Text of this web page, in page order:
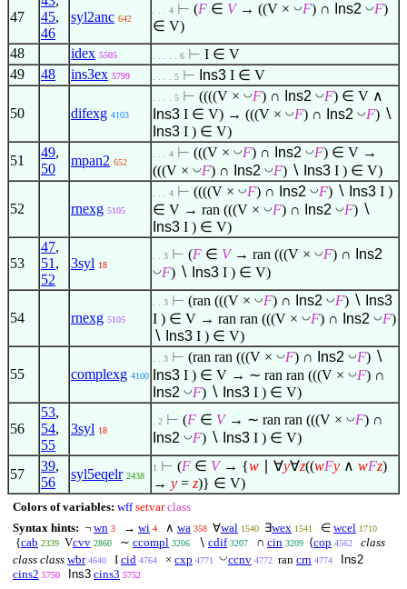
47
45,
46
syl2anc 642
. . . 4 ⊢ (F ∈ V→ ((V × ◡F) ∩ Ins2 ◡F)
∈ V)
48
idex 5505 . . . . . 6 ⊢ I ∈ V
49
48 ins3ex 5799 . . . . 5 ⊢ Ins3 I ∈ V
50 difexg 4103
. . . . 5 ⊢ ((((V × ◡F) ∩ Ins2 ◡F) ∈ V ∧
Ins3 I ∈ V) → (((V × ◡F) ∩ Ins2 ◡F) ∖
Ins3 I ) ∈ V)
51
49,
50
mpan2 652
. . . 4 ⊢ (((V × ◡F) ∩ Ins2 ◡F) ∈ V →
(((V × ◡F) ∩ Ins2 ◡F) ∖ Ins3 I ) ∈ V)
52 rnexg 5105
. . . 4 ⊢ ((((V × ◡F) ∩ Ins2 ◡F) ∖ Ins3 I )
∈ V → ran (((V × ◡F) ∩ Ins2 ◡F) ∖
Ins3 I ) ∈ V)
53
47,
51 ,
52
3syl 18
. . 3 ⊢ (F ∈ V→ ran (((V × ◡F) ∩ Ins2
◡F) ∖ Ins3 I ) ∈ V)
54 rnexg 5105
. . 3 ⊢ (ran (((V × ◡F) ∩ Ins2 ◡F) ∖
Ins3
I ) ∈ V → ran ran (((V × ◡F) ∩ Ins2 ◡F)
∖
Ins3 I ) ∈ V)
55 complexg 4100
. . 3 ⊢ (ran ran (((V × ◡F) ∩ Ins2 ◡F) ∖
Ins3 I ) ∈ V → ∼ ran ran (((V × ◡F) ∩
Ins2 ◡F) ∖ Ins3 I ) ∈ V)
56
53,
54,
55
3syl 18
. 2 ⊢ (F ∈ V→ ∼ ran ran (((V × ◡F) ∩
Ins2 ◡F) ∖ Ins3 I ) ∈ V)
57
39,
56
syl5eqelr 2438
1 ⊢ (F ∈ V→ {w ∀y∀z((wFy ∧ wFz)
→ y = z)} ∈ V)
Colors of variables: wff setvar class
Syntax hints: ¬ wn 3 → wi 4 ∧ wa 358 ∀wal 1540 ∃wex 1541 ∈ wcel 1710
{cab 2339 Vcvv 2860 ∼ ccompl 3206 ∖ cdif 3207 ∩ cin 3209 ⟨cop 4562
class
class class wbr 4640 I cid 4764 × cxp 4771 ◡ccnv 4772 ran crn 4774
Ins2
cins2 5750 Ins3 cins3 5752